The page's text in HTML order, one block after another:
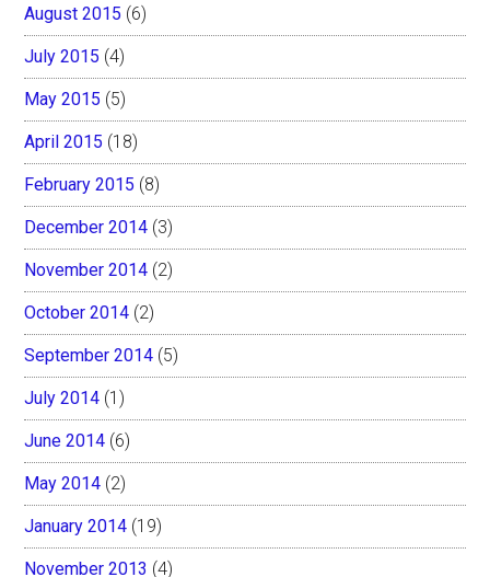
August 2015 (6)
July 2015 (4)
May 2015 (5)
April 2015 (18)
February 2015 (8)
December 2014 (3)
November 2014 (2)
October 2014 (2)
September 2014 (5)
July 2014 (1)
June 2014 (6)
May 2014 (2)
January 2014 (19)
November 2013 (4)